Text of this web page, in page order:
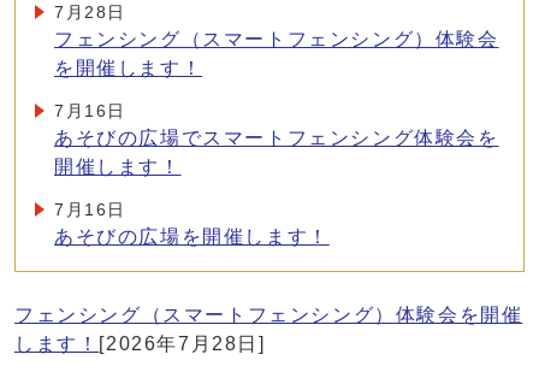
7月28日
フェンシング（スマートフェンシング）体験会
を開催します！
7月16日
あそびの広場でスマートフェンシング体験会を
開催します！
7月16日
あそびの広場を開催します！
フェンシング（スマートフェンシング）体験会を開催
します！ [2026年7月28日]